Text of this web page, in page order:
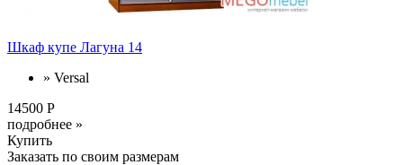
Шкаф купе Лагуна 14
» Versal
14500 Р
подробнее »
Купить
Заказать по своим размерам